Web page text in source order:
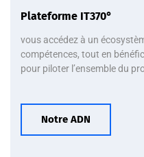
Plateforme IT370°
vous accédez à un
compétences, tout en
pour piloter l’ensemble du
Notre ADN